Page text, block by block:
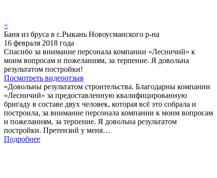
<
Баня из бруса в с.Рыкань Новоусманского р-на
16 февраля 2018 года
Спасибо за внимание персонала компании «Лесничий» к
моим вопросам и пожеланиям, за терпение. Я довольна
результатом постройки!
Посмотреть видеоотзыв
«Довольны результатом строительства. Благодарны компании
«Лесничий» за предоставленную квалифицированную
бригаду в составе двух человек, которая всё это собрала и
построила, за внимание персонала компании к моим вопросам
и пожеланиям, за терпение. Я довольна результатом
постройки. Претензий у меня…
Подробнее